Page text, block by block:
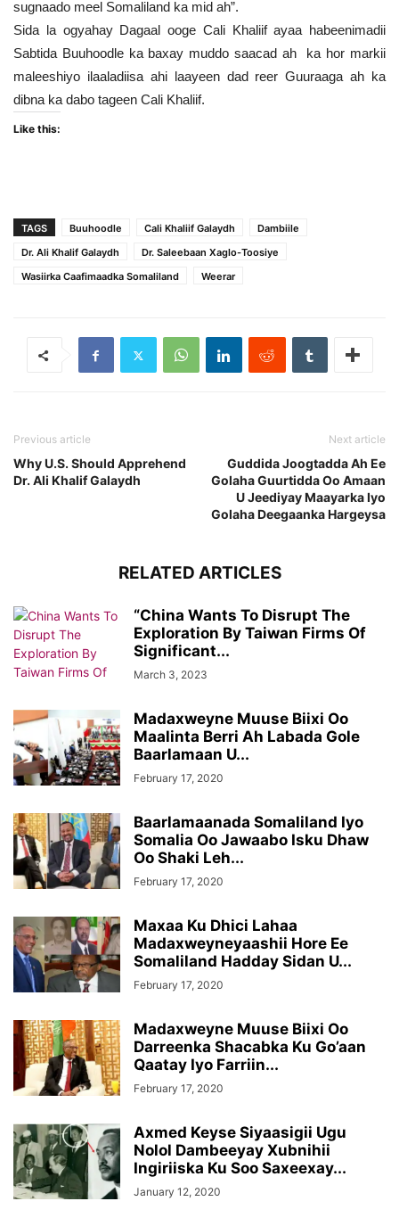
sugnaado meel Somaliland ka mid ah”.
Sida la ogyahay Dagaal ooge Cali Khaliif ayaa habeenimadii
Sabtida Buuhoodle ka baxay muddo saacad ah ka hor markii
maleeshiyo ilaaladiisa ahi laayeen dad reer Guuraaga ah ka
dibna ka dabo tageen Cali Khaliif.
Like this:
TAGS Buuhoodle Cali Khaliif Galaydh
Dambiile
Dr. Ali Khalif Galaydh
Dr. Saleebaan Xaglo-Toosiye
Wasiirka Caafimaadka Somaliland
Weerar
Previous article
Why U.S. Should Apprehend
Dr. Ali Khalif Galaydh
Next article
Guddida Joogtadda Ah Ee
Golaha Guurtidda Oo Amaan
U Jeediyay Maayarka Iyo
Golaha Deegaanka Hargeysa
RELATED ARTICLES
“China Wants To Disrupt The
Exploration By Taiwan Firms Of
Significant...
March 3, 2023
Madaxweyne Muuse Biixi Oo
Maalinta Berri Ah Labada Gole
Baarlamaan U...
February 17, 2020
Baarlamaanada Somaliland Iyo
Somalia Oo Jawaabo Isku Dhaw
Oo Shaki Leh...
February 17, 2020
Maxaa Ku Dhici Lahaa
Madaxweyneyaashii Hore Ee
Somaliland Hadday Sidan U...
February 17, 2020
Madaxweyne Muuse Biixi Oo
Darreenka Shacabka Ku Go’aan
Qaatay Iyo Farriin...
February 17, 2020
Axmed Keyse Siyaasigii Ugu
Nolol Dambeeyay Xubnihii
Ingiriiska Ku Soo Saxeexay...
January 12, 2020